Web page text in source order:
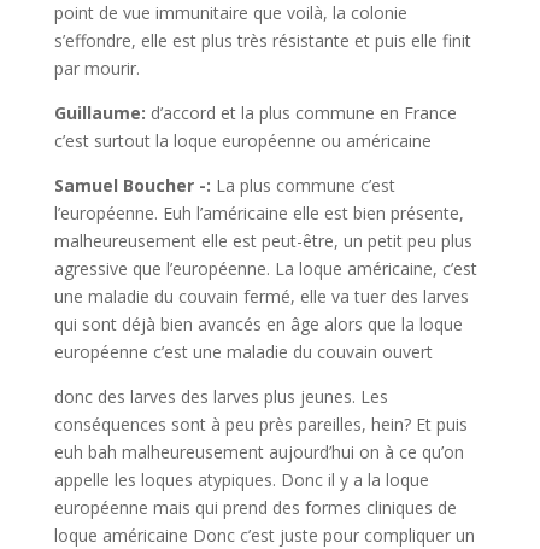
point de vue immunitaire que voilà, la colonie
s’effondre, elle est plus très résistante et puis elle finit
par mourir.
Guillaume: d’accord et la plus commune en France
c’est surtout la loque européenne ou américaine
Samuel Boucher -: La plus commune c’est
l’européenne. Euh l’américaine elle est bien présente,
malheureusement elle est peut-être, un petit peu plus
agressive que l’européenne. La loque américaine, c’est
une maladie du couvain fermé, elle va tuer des larves
qui sont déjà bien avancés en âge alors que la loque
européenne c’est une maladie du couvain ouvert
donc des larves des larves plus jeunes. Les
conséquences sont à peu près pareilles, hein? Et puis
euh bah malheureusement aujourd’hui on à ce qu’on
appelle les loques atypiques. Donc il y a la loque
européenne mais qui prend des formes cliniques de
loque américaine Donc c’est juste pour compliquer un